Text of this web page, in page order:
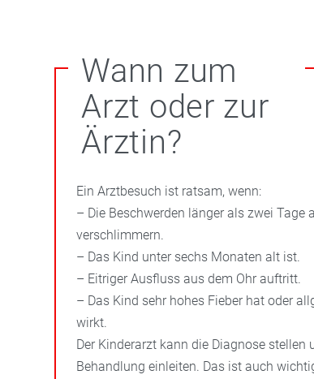
Wann zum
Arzt oder zur
Ärztin?
Ein Arztbesuch ist ratsam, wenn:
– Die Beschwerden länger als zwei Tage
verschlimmern.
– Das Kind unter sechs Monaten alt ist.
– Eitriger Ausfluss aus dem Ohr auftritt.
– Das Kind sehr hohes Fieber hat oder
wirkt.
Der Kinderarzt kann die Diagnose stellen
Behandlung einleiten. Das ist auch